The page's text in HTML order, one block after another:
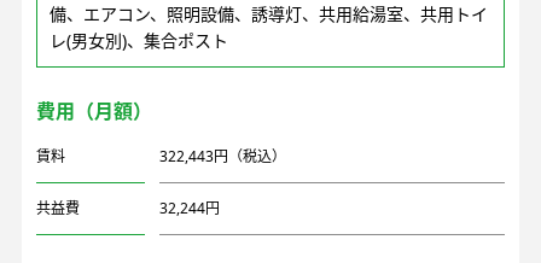
備、エアコン、照明設備、誘導灯、共用給湯室、共用トイ
レ(男女別)、集合ポスト
費用（月額）
賃料 322,443円（税込）
共益費 32,244円